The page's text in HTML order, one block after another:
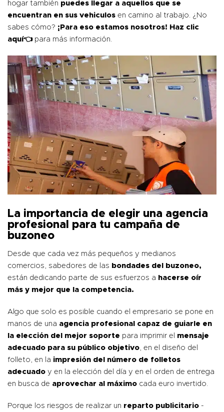
hogar también puedes llegar a aquellos que se
encuentran en sus vehiculos en camino al trabajo. ¿No
sabes cómo? ¡Para eso estamos nosotros! Haz clic
aquí👈 para más información.
La importancia de elegir una agencia
profesional para tu campaña de
buzoneo
Desde que cada vez más pequeños y medianos
comercios, sabedores de las bondades del buzoneo,
están dedicando parte de sus esfuerzos a hacerse oír
más y mejor que la competencia.
Algo que solo es posible cuando el empresario se pone en
manos de una agencia profesional capaz de guiarle en
la elección del mejor soporte para imprimir el mensaje
adecuado para su público objetivo, en el diseño del
folleto, en la impresión del número de folletos
adecuado y en la elección del día y en el orden de entrega
en busca de aprovechar al máximo cada euro invertido.
Porque los riesgos de realizar un reparto publicitario -